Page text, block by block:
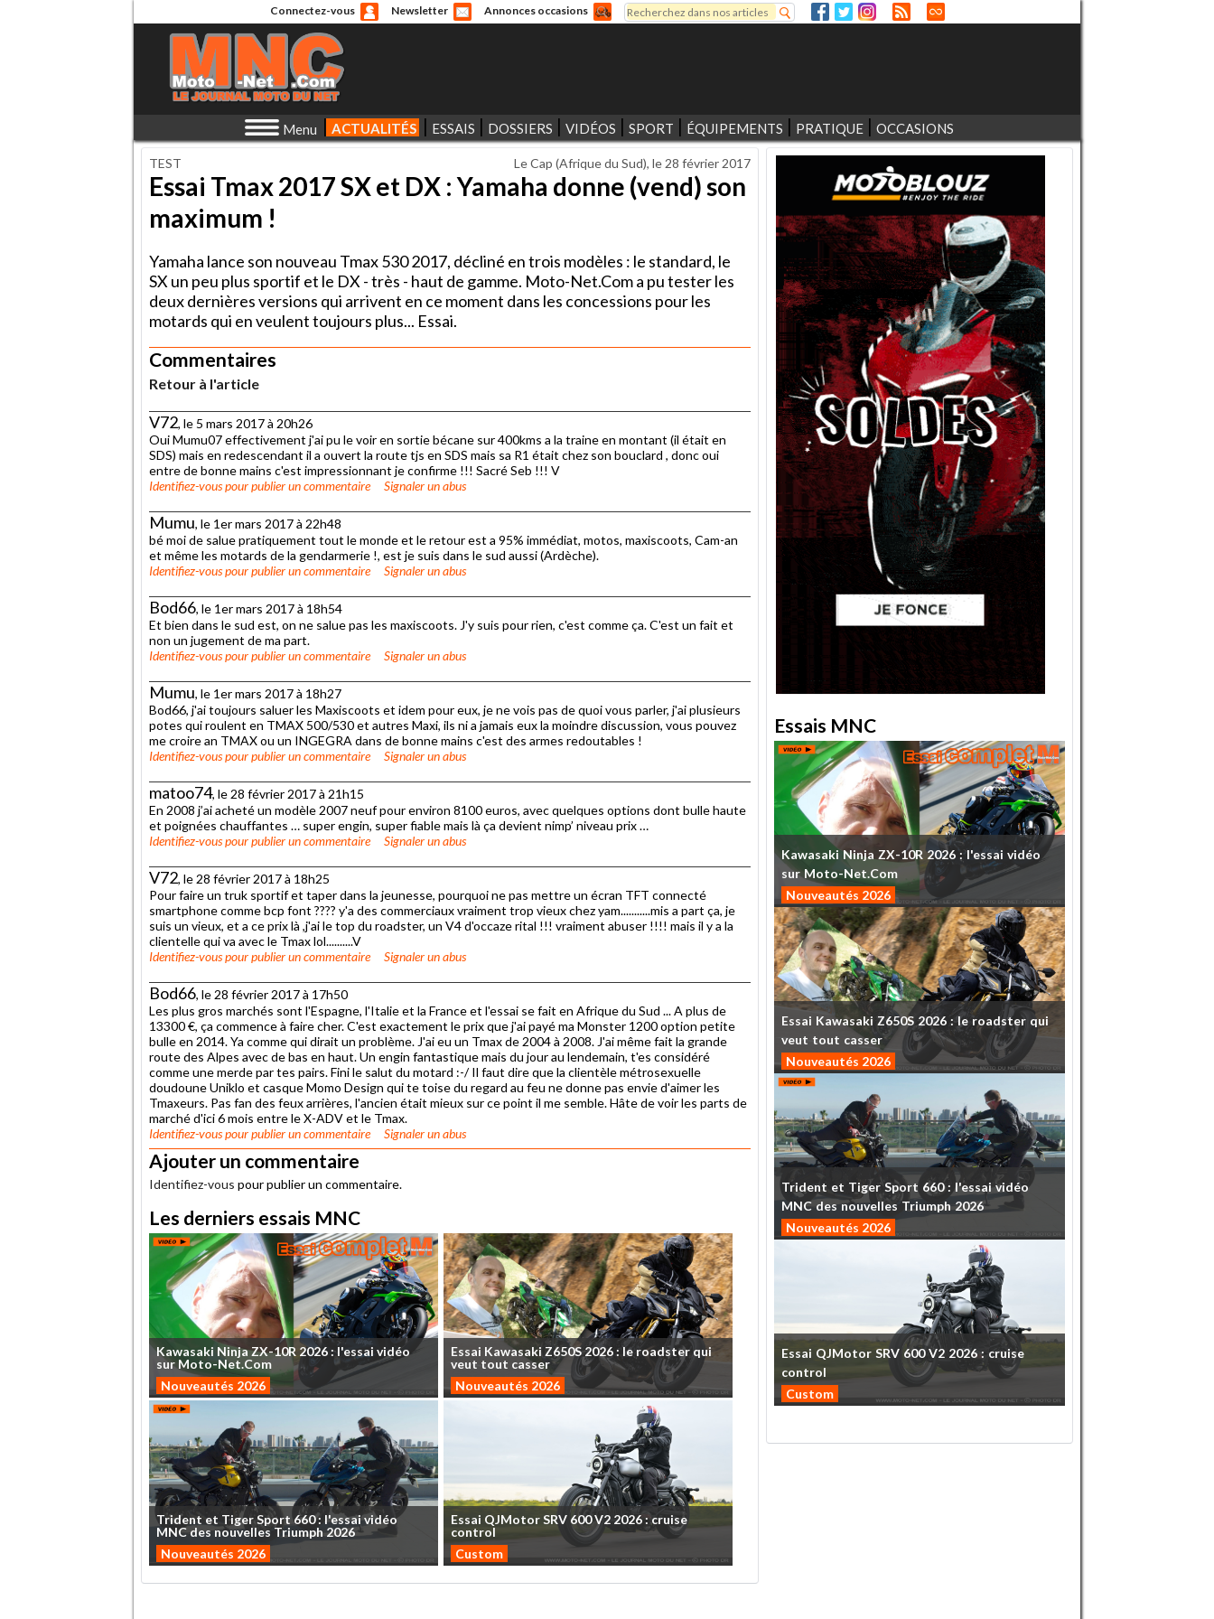
Connectez-vous Newsletter Annonces occasions
Formulaire de recherche
Rechercher
Menu ACTUALITÉS ESSAIS DOSSIERS VIDÉOS SPORT ÉQUIPEMENTS PRATIQUE OCCASIONS
TEST Le Cap (Afrique du Sud), le 28 février 2017
Essai Tmax 2017 SX et DX : Yamaha donne (vend) son
maximum !
Yamaha lance son nouveau Tmax 530 2017, décliné en trois modèles : le standard, le
SX un peu plus sportif et le DX - très - haut de gamme. Moto-Net.Com a pu tester les
deux dernières versions qui arrivent en ce moment dans les concessions pour les
motards qui en veulent toujours plus... Essai.
Commentaires
Retour à l'article
V72, le 5 mars 2017 à 20h26
Oui Mumu07 effectivement j'ai pu le voir en sortie bécane sur 400kms a la traine en montant (il était en
SDS) mais en redescendant il a ouvert la route tjs en SDS mais sa R1 était chez son bouclard , donc oui
entre de bonne mains c'est impressionnant je confirme !!! Sacré Seb !!! V
Identifiez-vouspour publier un commentaire Signaler un abus
Mumu, le 1er mars 2017 à 22h48
bé moi de salue pratiquement tout le monde et le retour est a 95% immédiat, motos, maxiscoots, Cam-an
et même les motards de la gendarmerie !, est je suis dans le sud aussi (Ardèche).
Identifiez-vouspour publier un commentaire Signaler un abus
Bod66, le 1er mars 2017 à 18h54
Et bien dans le sud est, on ne salue pas les maxiscoots. J'y suis pour rien, c'est comme ça. C'est un fait et
non un jugement de ma part.
Identifiez-vouspour publier un commentaire Signaler un abus
Mumu, le 1er mars 2017 à 18h27
Bod66, j'ai toujours saluer les Maxiscoots et idem pour eux, je ne vois pas de quoi vous parler, j'ai plusieurs
potes qui roulent en TMAX 500/530 et autres Maxi, ils ni a jamais eux la moindre discussion, vous pouvez
me croire an TMAX ou un INGEGRA dans de bonne mains c'est des armes redoutables !
Identifiez-vouspour publier un commentaire Signaler un abus
matoo74, le 28 février 2017 à 21h15
En 2008 j’ai acheté un modèle 2007 neuf pour environ 8100 euros, avec quelques options dont bulle haute
et poignées chauffantes … super engin, super fiable mais là ça devient nimp’ niveau prix …
Identifiez-vouspour publier un commentaire Signaler un abus
V72, le 28 février 2017 à 18h25
Pour faire un truk sportif et taper dans la jeunesse, pourquoi ne pas mettre un écran TFT connecté
smartphone comme bcp font ???? y'a des commerciaux vraiment trop vieux chez yam...........mis a part ça, je
suis un vieux, et a ce prix là ,j'ai le top du roadster, un V4 d'occaze rital !!! vraiment abuser !!!! mais il y a la
clientelle qui va avec le Tmax lol..........V
Identifiez-vouspour publier un commentaire Signaler un abus
Bod66, le 28 février 2017 à 17h50
Les plus gros marchés sont l'Espagne, l'Italie et la France et l'essai se fait en Afrique du Sud ... A plus de
13300 €, ça commence à faire cher. C'est exactement le prix que j'ai payé ma Monster 1200 option petite
bulle en 2014. Ya comme qui dirait un problème. J'ai eu un Tmax de 2004 à 2008. J'ai même fait la grande
route des Alpes avec de bas en haut. Un engin fantastique mais du jour au lendemain, t'es considéré
comme une merde par tes pairs. Fini le salut du motard :-/ Il faut dire que la clientèle métrosexuelle
doudoune Uniklo et casque Momo Design qui te toise du regard au feu ne donne pas envie d'aimer les
Tmaxeurs. Pas fan des feux arrières, l'ancien était mieux sur ce point il me semble. Hâte de voir les parts de
marché d'ici 6 mois entre le X-ADV et le Tmax.
Identifiez-vouspour publier un commentaire Signaler un abus
Ajouter un commentaire
Identifiez-vous pour publier un commentaire.
Les derniers essais MNC
Kawasaki NinjaZX-10R 2026 : l'essai vidéo
sur Moto-Net.Com
Nouveautés 2026
Essai Kawasaki Z650S2026: le roadster qui
veut tout casser
Nouveautés 2026
Trident et TigerSport 660: l'essaividéo
MNCdesnouvelles Triumph2026
Nouveautés 2026
Essai QJMotorSRV 600V2 2026: cruise
control
Custom
Essais MNC
Kawasaki Ninja ZX-10R 2026 : l'essai vidéo
sur Moto-Net.Com
Nouveautés 2026
Essai Kawasaki Z650S 2026 : le roadster qui
veut tout casser
Nouveautés 2026
Trident et Tiger Sport 660 : l'essai vidéo
MNC des nouvelles Triumph 2026
Nouveautés 2026
Essai QJMotor SRV 600 V2 2026 : cruise
control
Custom